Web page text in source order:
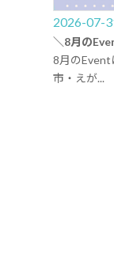
2026-07-
＼8月の
8月のEvent
市・えが...